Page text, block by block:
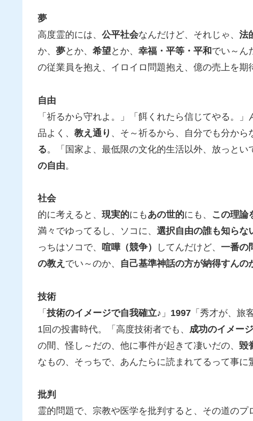
夢
高度霊的には、 公平社会なんだけど、それじゃ、 法
か、 夢とか、 希望とか、 幸福・平等・平和 でい～ん
の従業員を抱え、イロイロ問題抱え、億の売上を期
自由
「祈るから守れよ。」「餌くれたら信じてやる。
品よく、 教え通り 、そ～祈るから、自分でも分から
る。「国家よ、最低限の文化的生活以外、放っと
の自由。
社会
的に考えると、 現実的にも あの世的にも、 この理論
満々でゆってるし、ソコに、 選択自由の誰も知らな
っちはソコで、 喧嘩（競争） してんだけど、 一番の
の教え でい～のか、 自己基準神話の方が納得すんの
技術
「 技術のイメージで自我確立♪ 」 1997 「秀才が、
1回の投書時代。「高度技術者でも、 成功のイメー
の間、怪し～だの、他に事件が起きて凄いだの、 毀
なもの、そっちで、あんたらに読まれてるって事に
批判
霊的問題で、宗教や医学を批判すると、その道の